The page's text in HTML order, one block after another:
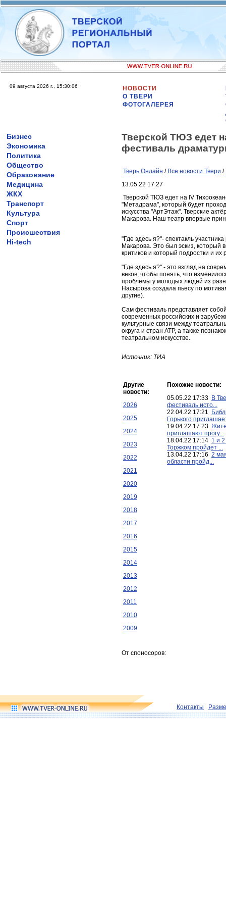
09 августа 2026 г., 15:30:06
НОВОСТИ
О ТВЕРИ
ФОТОГАЛЕРЕЯ
Бизнес
Экономика
Политика
Общество
Образование
Медицина
ЖКХ
Транспорт
Культура
Спорт
Происшествия
Hi-tech
Тверской ТЮЗ едет
фестиваль
Тверь Онлайн / Все новости Твери /
13.05.22 17:27
Тверской ТЮЗ едет на IV
"Метадрама", который будет
искусства "АртЭтаж". Тверские
Макарова. Наш театр впервые
"Где здесь я?"- спектакль
Макарова. Это был эскиз, который
критиков и который подростки и
"Где здесь я?" - это взгляд на
веков, чтобы понять, что
проблемы у молодых людей из
Насырова создала пьесу по
другие).
Сам фестиваль представляет
современных российских и
культурные связи между
округа и стран АТР, а также
театральном искусстве.
Источник: ТИА
Другие
новости:
2026
2025
2024
2023
2022
2021
2020
2019
2018
2017
2016
2015
2014
2013
2012
2011
2010
2009
Похожие новости:
05.05.22 17:33 В
фестиваль исто...
22.04.22 17:21
Горького
19.04.22 17:23
приглашают прогу...
18.04.22 17:14 1 и
Торжком пройдет ...
13.04.22 17:16 2
области пройд...
От споносоров:
Контакты